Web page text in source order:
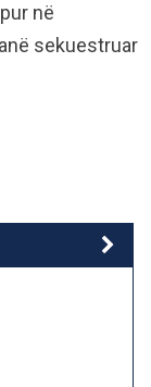
në
sekuestruar